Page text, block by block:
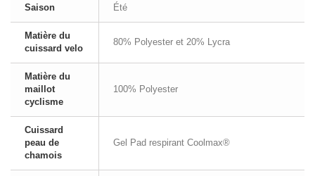
Saison Été
Matière du
cuissard velo
80% Polyester et 20% Lycra
Matière du
maillot
cyclisme
100% Polyester
Cuissard
peau de
chamois
Gel Pad respirant Coolmax®